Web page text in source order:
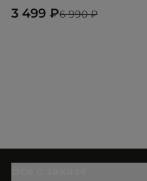
6 990 ₽
3 499 ₽